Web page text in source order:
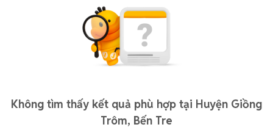
Không tìm thấy kết quả phù hợp tại Huyện Giồng
Trôm, Bến Tre